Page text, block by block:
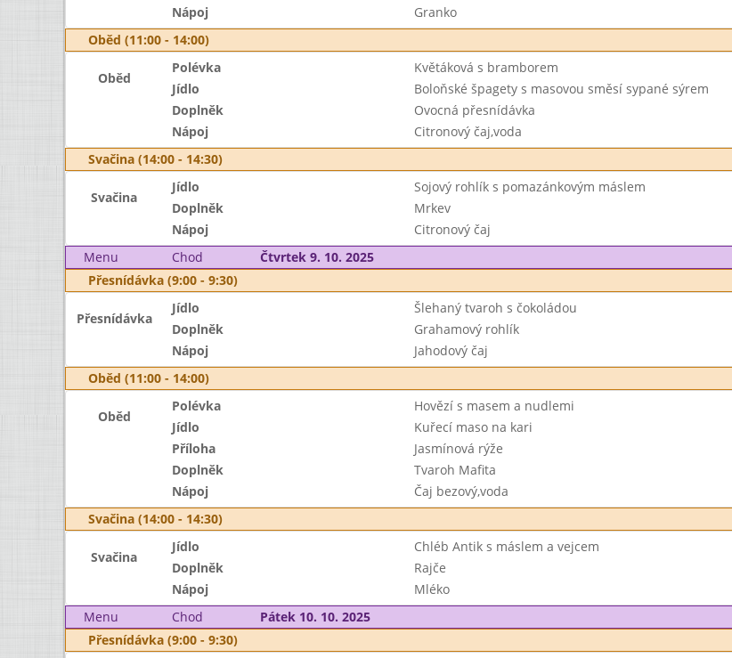
Nápoj
Granko
Oběd (11:00 - 14:00)
Oběd
Polévka Květáková s bramborem
Jídlo
Boloňské špagety s masovou směsí sypané sýrem
Doplněk
Ovocná přesnídávka
Nápoj
Citronový čaj,voda
Svačina (14:00 - 14:30)
Svačina
Jídlo Sojový rohlík s pomazánkovým máslem
Doplněk
Mrkev
Nápoj
Citronový čaj
Menu
Chod Čtvrtek 9. 10. 2025
Přesnídávka (9:00 - 9:30)
Přesnídávka
Jídlo Šlehaný tvaroh s čokoládou
Doplněk
Grahamový rohlík
Nápoj
Jahodový čaj
Oběd (11:00 - 14:00)
Oběd
Polévka Hovězí s masem a nudlemi
Jídlo
Kuřecí maso na kari
Příloha
Jasmínová rýže
Doplněk
Tvaroh Mafita
Nápoj
Čaj bezový,voda
Svačina (14:00 - 14:30)
Svačina
Jídlo Chléb Antik s máslem a vejcem
Doplněk
Rajče
Nápoj
Mléko
Menu
Chod Pátek 10. 10. 2025
Přesnídávka (9:00 - 9:30)